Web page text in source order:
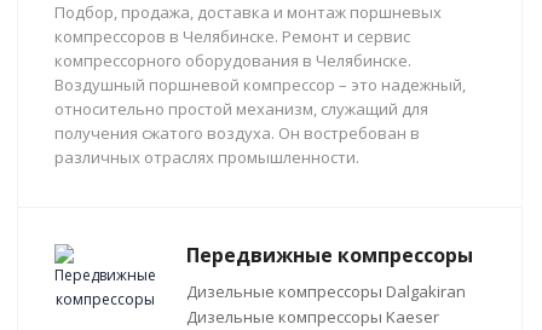
Подбор, продажа, доставка и монтаж поршневых
компрессоров в Челябинске. Ремонт и сервис
компрессорного оборудования в Челябинске.
Воздушный поршневой компрессор – это надежный,
относительно простой механизм, служащий для
получения сжатого воздуха. Он востребован в
различных отраслях промышленности.
Передвижные компрессоры
Дизельные компрессоры Dalgakiran
Дизельные компрессоры Kaeser